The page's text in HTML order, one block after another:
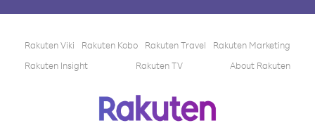
Rakuten Viki Rakuten Kobo Rakuten Travel
Rakuten Marketing
Rakuten Insight
Rakuten TV About Rakuten